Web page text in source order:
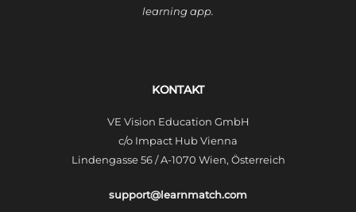
learning app.
KONTAKT
VE Vision Education GmbH
c/o Impact Hub Vienna
Lindengasse 56 / A-1070 Wien, Österreich
support@learnmatch.com